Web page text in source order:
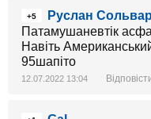
+5
Руслан Сольвар
Патамушаневтік
Навіть
95шапіто
12.07.2022 13:04